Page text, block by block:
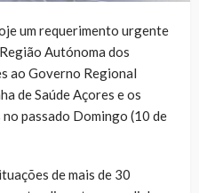
um requerimento urgente
Autónoma dos
ao Governo Regional
de Saúde Açores e os
passado Domingo (10 de
de mais de 30